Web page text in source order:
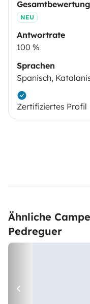
Gesamtbewertung
NEU
Antwortrate
100 %
Sprachen
Spanisch,
Zertifiziertes Profil
Ähnliche
Pedreguer